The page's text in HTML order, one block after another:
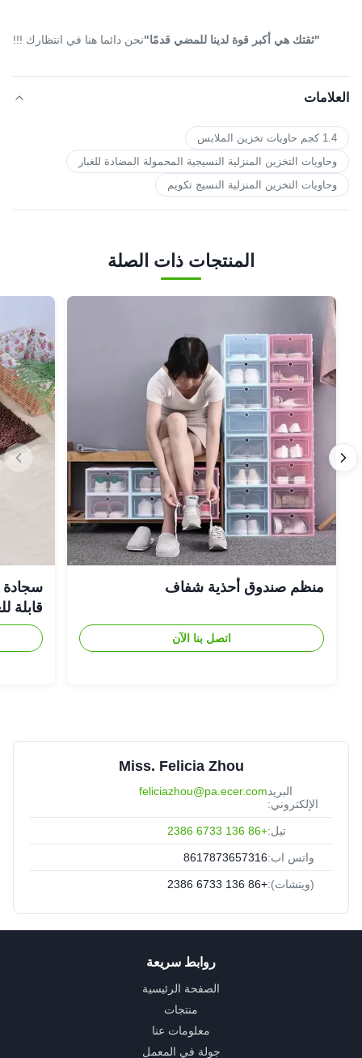
"ثقتك هي أكبر قوة لدينا للمضي قدمًا"نحن دائما هنا في انتظارك !!!
العلامات
1.4 كجم حاويات تخزين الملابس
وحاويات التخزين المنزلية النسيجية المحمولة المضادة للغبار
وحاويات التخزين المنزلية النسيج تكويم
المنتجات ذات الصلة
منظم صندوق أحذية شفاف
اتصل بنا الآن
سجادة
قابلة
Miss. Felicia Zhou
البريد
الإلكتروني:
feliciazhou@pa.ecer.com
تيل:+86 136 6733 2386
واتس اب:8617873657316
(ويتشات):+86 136 6733 2386
روابط سريعة
الصفحة الرئيسية
منتجات
معلومات عنا
جولة في المعمل